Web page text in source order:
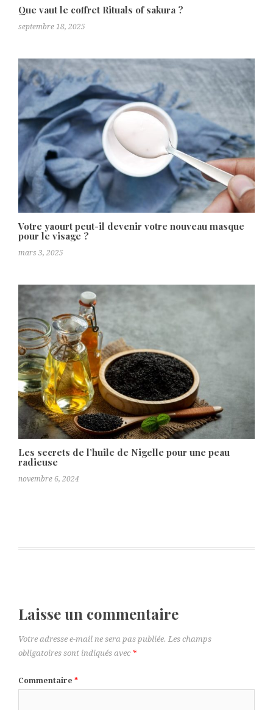
Que vaut le coffret Rituals of sakura ?
septembre 18, 2025
Votre yaourt peut-il devenir votre nouveau masque
pour le visage ?
mars 3, 2025
Les secrets de l’huile de Nigelle pour une peau
radieuse
novembre 6, 2024
Laisse un commentaire
Votre adresse e-mail ne sera pas publiée. Les champs
obligatoires sont indiqués avec *
Commentaire *